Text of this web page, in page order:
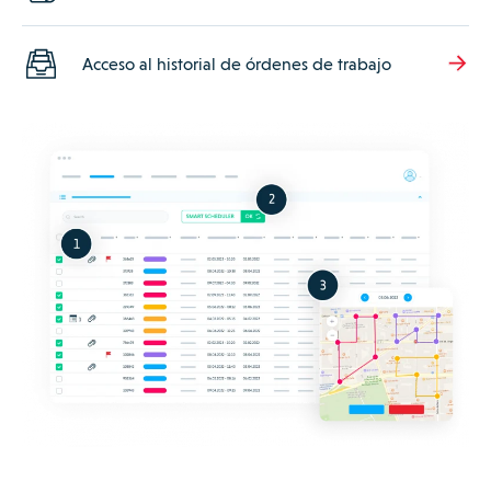
Acceso al historial de órdenes de trabajo